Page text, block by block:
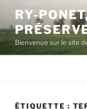
contenu
principal
RY-
Bienvenue sur le site
ÉTIQUETTE :